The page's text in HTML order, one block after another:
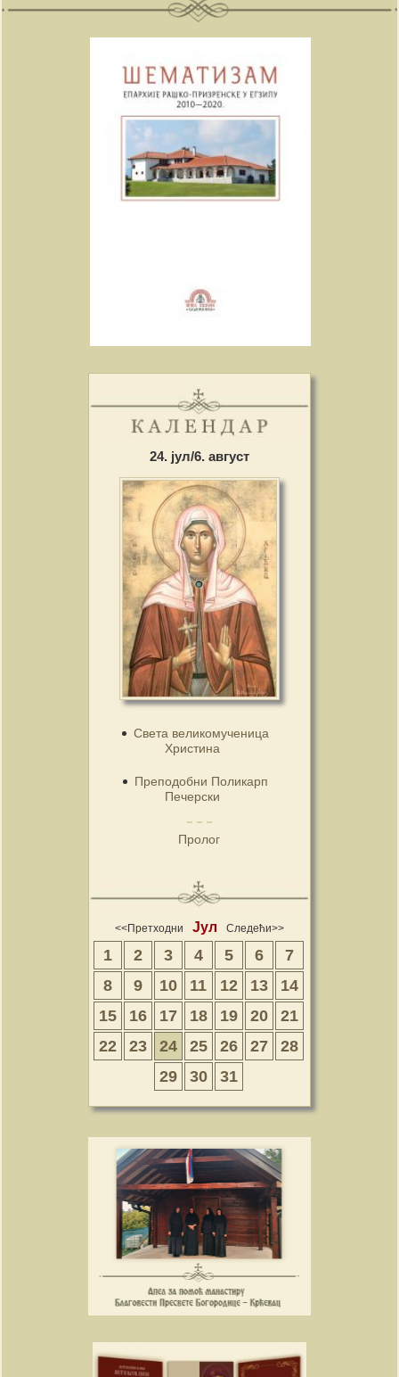
24. јул/6. август
Света великомученица
Христина
Преподобни Поликарп
Печерски
Пролог
<<Претходни Јул Следећи>>
1 2 3 4 5 6
7
8
9 10 11 12 13
14
15
16 17 18 19 20
21
22
23 24 25 26 27
28
29
30 31